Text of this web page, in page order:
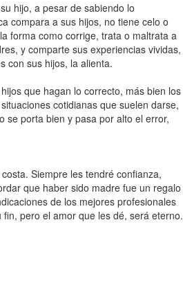
hijo, a pesar de sabiendo lo
compara a sus hijos, no tiene celo o
forma como corrige, trata o maltrata a
y comparte sus experiencias vividas,
con sus hijos, la alienta.
que hagan lo correcto, más bien los
cotidianas que suelen darse,
se porta bien y pasa por alto el error,
Siempre les tendré confianza,
que haber sido madre fue un regalo
de los mejores profesionales
pero el amor que les dé, será eterno.